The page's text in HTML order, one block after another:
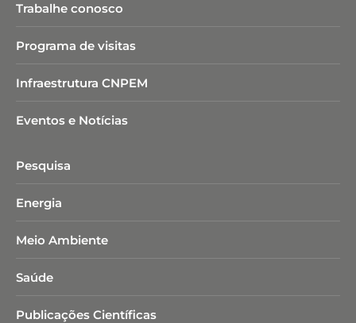
Trabalhe conosco
Programa de visitas
Infraestrutura CNPEM
Eventos e Notícias
Pesquisa
Energia
Meio Ambiente
Saúde
Publicações Científicas